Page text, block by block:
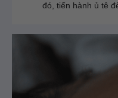
đó, tiến hành ủ tê